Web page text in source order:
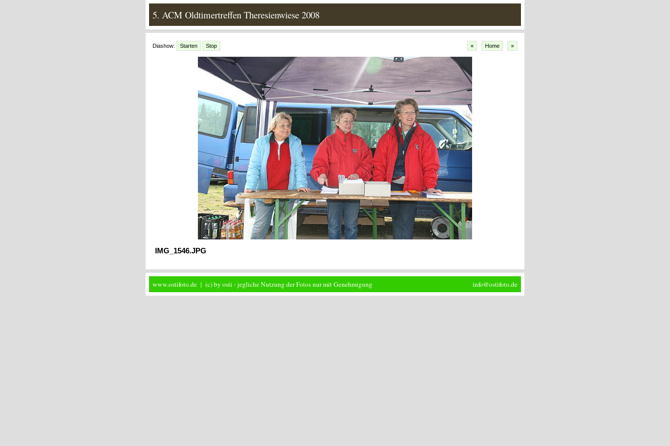
5. ACM Oldtimertreffen Theresienwiese 2008
Diashow: Starten Stop « Home »
IMG_1546.JPG
www.ostifoto.de | (c) by osti - jegliche Nutzung der Fotos nur mit Genehmigung info@ostifoto.de